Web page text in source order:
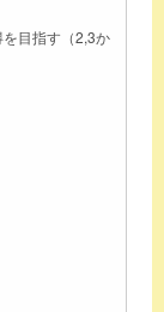
目指す（2,3か